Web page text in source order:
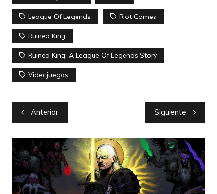
League Of Legends Riot Games
Ruined King
Ruined King: A League Of Legends Story
Videojuegos
Navegación
de
entradas
Anterior Siguiente